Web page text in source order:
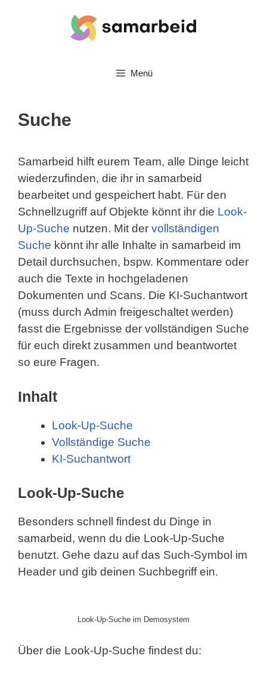
Menü
Suche
Samarbeid hilft eurem Team, alle Dinge leicht
wiederzufinden, die ihr in samarbeid
bearbeitet und gespeichert habt. Für den
Schnellzugriff auf Objekte könnt ihr die Look-
Up-Suche nutzen. Mit der vollständigen
Suche könnt ihr alle Inhalte in samarbeid im
Detail durchsuchen, bspw. Kommentare oder
auch die Texte in hochgeladenen
Dokumenten und Scans. Die KI-Suchantwort
(muss durch Admin freigeschaltet werden)
fasst die Ergebnisse der vollständigen Suche
für euch direkt zusammen und beantwortet
so eure Fragen.
Inhalt
Look-Up-Suche
Vollständige Suche
KI-Suchantwort
Look-Up-Suche
Besonders schnell findest du Dinge in
samarbeid, wenn du die Look-Up-Suche
benutzt. Gehe dazu auf das Such-Symbol im
Header und gib deinen Suchbegriff ein.
Look-Up-Suche im Demosystem
Über die Look-Up-Suche findest du: